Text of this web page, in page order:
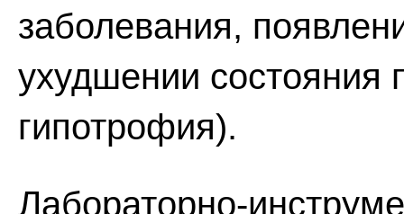
заболевания,
ухудшении состояния
гипотрофия).
Лабораторно-